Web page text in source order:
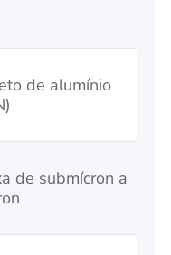
de alumínio
de submícron a